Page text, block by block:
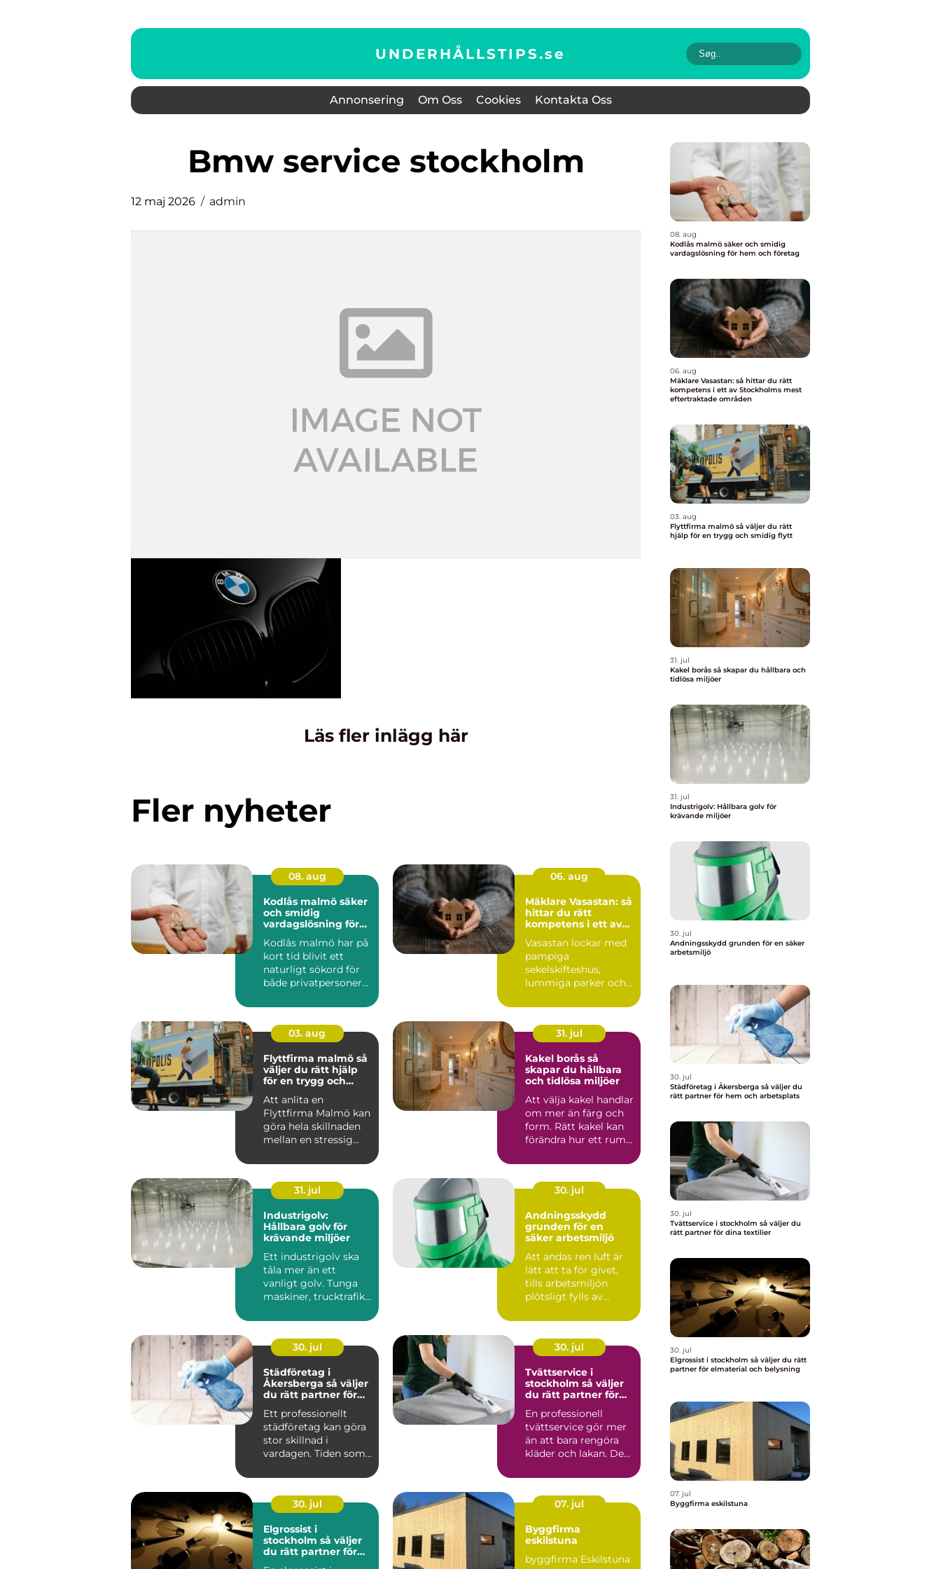
UNDERHÅLLSTIPS.se
Annonsering Om Oss Cookies Kontakta Oss
bmw service stockholm
12 maj 2026 admin
Läs fler inlägg här
Fler nyheter
08. aug
Kodlås malmö säker
och smidig
vardagslösning för
Kodlås malmö har på
kort tid blivit ett
naturligt sökord för
både privatpersoner
06. aug
Mäklare Vasastan: så
hittar du rätt
kompetens i ett av
eftertraktade
områden
Vasastan lockar med
pampiga
sekelskifteshus,
lummiga parker och
kvartersliv. Här m&...
03. aug
Flyttfirma malmö så
väljer du rätt hjälp
för en trygg och
Att anlita en
Flyttfirma Malmö kan
göra hela skillnaden
mellan en stressig
över...
31. jul
Kakel borås så
skapar du hållbara
och tidlösa miljöer
Att välja kakel handlar
om mer än färg och
form. Rätt kakel kan
förändra hur ett rum
31. jul
Industrigolv:
Hållbara golv för
krävande miljöer
Ett industrigolv ska
tåla mer än ett
vanligt golv. Tunga
maskiner, trucktrafik,
30. jul
Andningsskydd
grunden för en
säker arbetsmiljö
Att andas ren luft är
lätt att ta för givet,
tills arbetsmiljön
plötsligt fylls av
30. jul
Städföretag i
Åkersberga så väljer
du rätt partner för
Ett professionellt
städföretag kan göra
stor skillnad i
vardagen. Tiden som
ordn...
30. jul
Tvättservice i
stockholm så väljer
du rätt partner för
En professionell
tvättservice gör mer
än att bara rengöra
kläder och lakan. Den
30. jul
Elgrossist i
stockholm så väljer
du rätt partner för
07. jul
Byggfirma
eskilstuna
byggfirma Eskilstuna
08. aug
Kodlås malmö säker och smidig
vardagslösning för hem och företag
06. aug
Mäklare Vasastan: så hittar du rätt
kompetens i ett av Stockholms mest
eftertraktade områden
03. aug
Flyttfirma malmö så väljer du rätt
hjälp för en trygg och smidig flytt
31. jul
Kakel borås så skapar du hållbara och
tidlösa miljöer
31. jul
Industrigolv: Hållbara golv för
krävande miljöer
30. jul
Andningsskydd grunden för en säker
arbetsmiljö
30. jul
Städföretag i Åkersberga så väljer du
rätt partner för hem och arbetsplats
30. jul
Tvättservice i stockholm så väljer du
rätt partner för dina textilier
30. jul
Elgrossist i stockholm så väljer du rätt
partner för elmaterial och belysning
07. jul
Byggfirma eskilstuna